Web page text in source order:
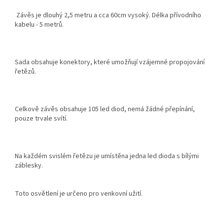
Závěs je dlouhý 2,5 metru a cca 60cm vysoký. Délka přívodního
kabelu - 5 metrů.
Sada obsahuje konektory, které umožňují vzájemné propojování
řetězů.
Celkově závěs obsahuje 105 led diod, nemá žádné přepínání,
pouze trvale svítí.
Na každém svislém řetězu je umístěna jedna led dioda s bílými
záblesky.
Toto osvětlení je určeno pro venkovní užití.